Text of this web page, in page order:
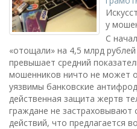
у
С
«отощали» на 4,5 млрд
превышает средний
мошенников ничто не может
уязвимы банковские
действенная защита жертв
граждане не застраховывают
действий, что предлагается